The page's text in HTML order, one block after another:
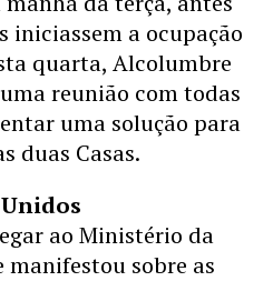
iniciassem a ocupação
quarta, Alcolumbre
reunião com todas
uma solução para
duas Casas.
ao Ministério da
manifestou sobre as